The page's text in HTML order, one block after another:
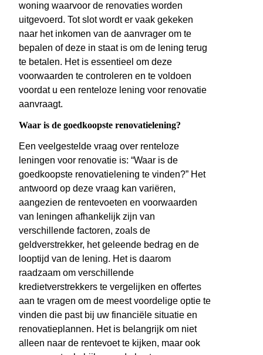
woning waarvoor de renovaties worden
uitgevoerd. Tot slot wordt er vaak gekeken
naar het inkomen van de aanvrager om te
bepalen of deze in staat is om de lening terug
te betalen. Het is essentieel om deze
voorwaarden te controleren en te voldoen
voordat u een renteloze lening voor renovatie
aanvraagt.
Waar is de goedkoopste renovatielening?
Een veelgestelde vraag over renteloze
leningen voor renovatie is: “Waar is de
goedkoopste renovatielening te vinden?” Het
antwoord op deze vraag kan variëren,
aangezien de rentevoeten en voorwaarden
van leningen afhankelijk zijn van
verschillende factoren, zoals de
geldverstrekker, het geleende bedrag en de
looptijd van de lening. Het is daarom
raadzaam om verschillende
kredietverstrekkers te vergelijken en offertes
aan te vragen om de meest voordelige optie te
vinden die past bij uw financiële situatie en
renovatieplannen. Het is belangrijk om niet
alleen naar de rentevoet te kijken, maar ook